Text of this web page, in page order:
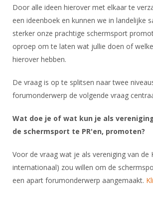
Website
Gebruiksvoorwaarden
Historie
Sponsors en Partners
Organisatie
Bestuur
Ereleden
Vacatures
Bondsbureau
Contact
Medewerkers
Wedstrijdsport
Inschrijven
Materiaal
Rolstoelschermen
Wedstrijdkalender
Oranje
FBT
SBT
Talentontwikkeling
Internationale Titeltoernooien
Internationale aanmeldingen
Ouders en vereniging
Jeugdkampen
Brassardsysteem
Nieuws
Internationale opleidingen
Leraar
Voor scheidsrechters
Schermforum
Nieuws
NK organiseren
Door alle ideen hierover met elkaar te
een ideenboek en kunnen we in landelijke
sterker onze prachtige schermsport
oproep om te laten wat jullie doen of
hierover hebben.
De vraag is op te splitsen naar twee
forumonderwerp de volgende vraag
Wat doe je of wat kun je als
de schermsport te PR'en, promoten?
Voor de vraag wat je als vereniging van de
internationaal) zou willen om de
een apart forumonderwerp aangemaakt.